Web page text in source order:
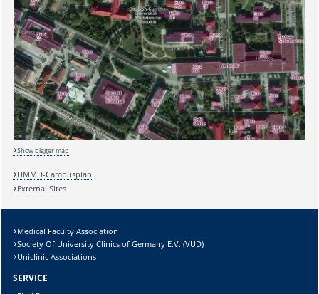
Sicherheitsabfrage:
Lösung:
Show bigger map
UMMD-Campusplan
External Sites
Medical Faculty Association
Society Of University Clinics of Germany E.V. (VUD)
Uniclinic Associations
SERVICE